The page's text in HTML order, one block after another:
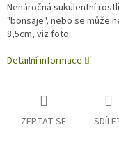
Nenáročná sukulentní
"bonsaje", nebo se může
8,5cm, viz foto.
Detailní informace
ZEPTAT SE